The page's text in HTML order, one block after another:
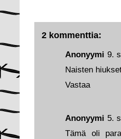
2 kommenttia:
Anonyymi 5.
Tämä oli
Anonyymi 9.
Naisten
Vastaa